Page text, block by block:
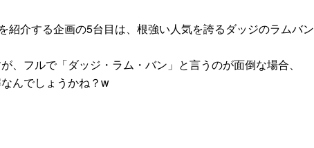
介する企画の5台目は、根強い人気を誇るダッジのラムバン
フルで「ダッジ・ラム・バン」と言うのが面倒な場合、
んでしょうかね？w